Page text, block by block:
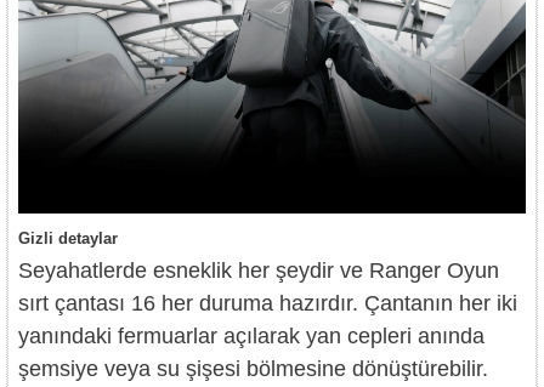
Gizli detaylar
Seyahatlerde esneklik her şeydir ve Ranger Oyun
sırt çantası 16 her duruma hazırdır. Çantanın her iki
yanındaki fermuarlar açılarak yan cepleri anında
şemsiye veya su şişesi bölmesine dönüştürebilir.